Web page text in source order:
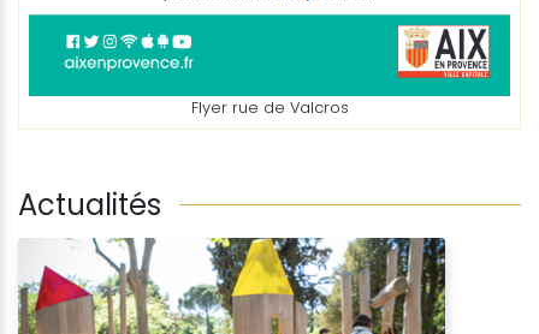
Flyer rue de Valcros
Actualités